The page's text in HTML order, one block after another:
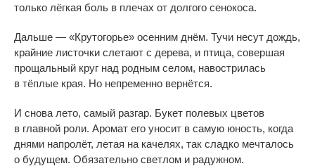
только лёгкая боль в плечах от долгого сенокоса.
Дальше — «Крутогорье» осенним днём. Тучи несут дождь,
крайние листочки слетают с дерева, и птица, совершая
прощальный круг над родным селом, навострилась
в тёплые края. Но непременно вернётся.
И снова лето, самый разгар. Букет полевых цветов
в главной роли. Аромат его уносит в самую юность, когда
днями напролёт, летая на качелях, так сладко мечталось
о будущем. Обязательно светлом и радужном.